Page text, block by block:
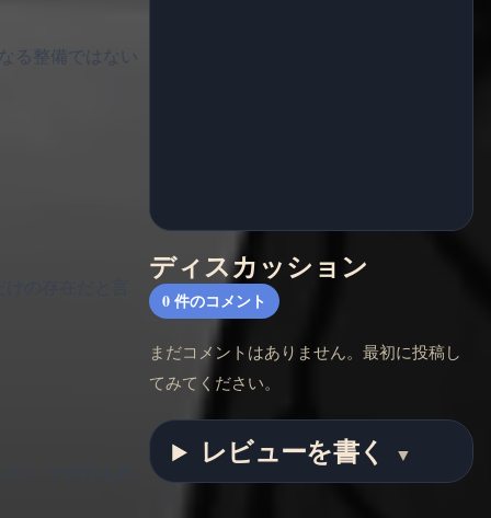
る整備ではない
ディスカッション
0 件のコメント
まだコメントはありません。最初に投稿し
てみてください。
レビューを書く ▼